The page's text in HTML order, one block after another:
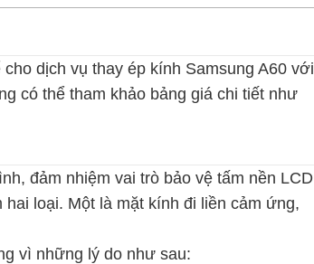
dịch vụ thay ép kính Samsung A60 với
có thể tham khảo bảng giá chi tiết như
đảm nhiệm vai trò bảo vệ tấm nền LCD
loại. Một là mặt kính đi liền cảm ứng,
vì những lý do như sau: